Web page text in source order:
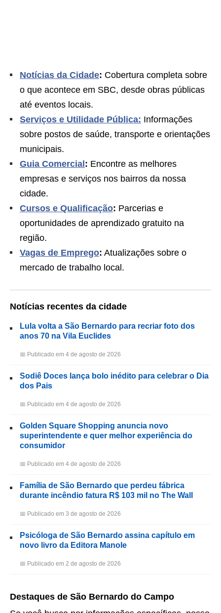
Notícias da Cidade: Cobertura completa sobre
o que acontece em SBC, desde obras públicas
até eventos locais.
Serviços e Utilidade Pública: Informações
sobre postos de saúde, transporte e orientações
municipais.
Guia Comercial : Encontre as melhores
empresas e serviços nos bairros da nossa
cidade.
Cursos e Qualificação: Parcerias e
oportunidades de aprendizado gratuito na
região.
Vagas de Emprego: Atualizações sobre o
mercado de trabalho local.
Notícias recentes da cidade
Lula volta a São Bernardo para recriar foto dos
anos 70 na Vila Euclides
📅 Publicado em 4 de agosto de 2026
Sodiê Doces lança bolo inédito para celebrar o Dia
dos Pais
📅 Publicado em 4 de agosto de 2026
Golden Square Shopping anuncia novo
superintendente e quer melhor experiência do
consumidor
📅 Publicado em 4 de agosto de 2026
Família de São Bernardo que perdeu fábrica
durante incêndio fatura R$ 103 mil no The Wall
📅 Publicado em 3 de agosto de 2026
Psicóloga de São Bernardo assina capítulo em
novo livro da Editora Manole
📅 Publicado em 2 de agosto de 2026
Destaques de São Bernardo do Campo